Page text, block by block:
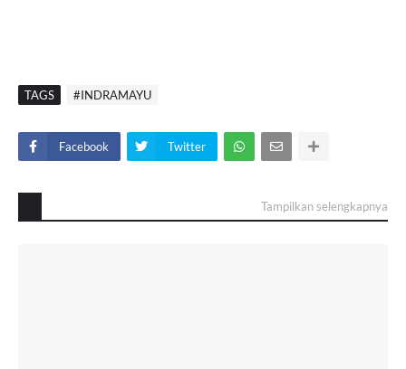
TAGS #INDRAMAYU
Facebook Twitter
Tampilkan selengkapnya